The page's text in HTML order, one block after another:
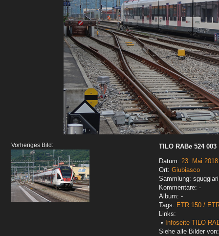
Vorheriges Bild:
TILO RABe 524 003
Datum: 23. Mai 2018
Ort: Giubiasco
Sammlung:
Kommentare: -
Album: -
Tags: ETR 150 /
Links:
•
Infoseite TILO
Siehe alle Bilder von: